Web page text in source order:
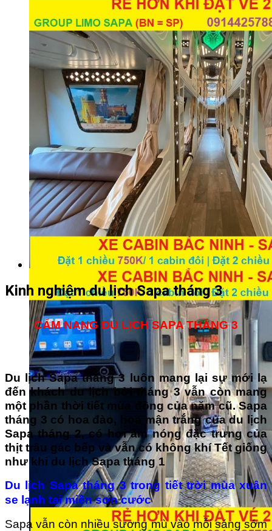
Kinh nghiệm du lịch Sapa tháng 3
CẨM NANG DU LỊCH SAPA THÁNG 3
Du lịch Sapa tháng 3 luôn mang lại sự mới lạ
đến khách du lịch bởi tháng 3 vẫn còn mang
một phần thời tiết mùa đông của năm cũ. Sapa
tháng 3 có hoa đào, hoa mận trắng của du lịch
Sapa tháng 2, có hơi ấm nóng đặc trưng của
thịt trâu gác bếp và vẫn có không khí Tết giống
như khi du lịch Sapa tháng 1
Du lịch Sapa tháng 3 trong tiết trời mùa xuân
se lạnh tại miền sơn cước
Sapa vẫn còn nhiều sương mù vào mỗi sáng sớm